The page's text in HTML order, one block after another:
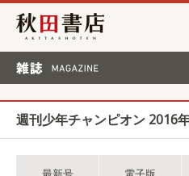
秋田書店
週刊少年チャンピオン 2016